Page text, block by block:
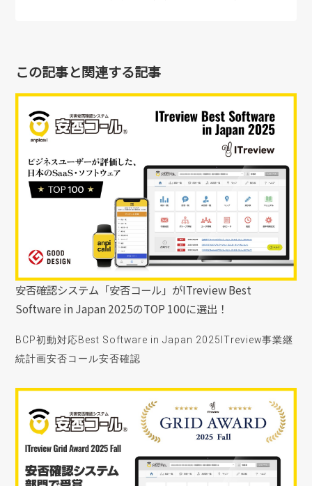
この記事と関連する記事
安否確認システム「安否コール」がITreview Best
Software in Japan 2025のTOP 100に選出！
BCP初動対応Best Software in Japan 2025ITreview事業継
続計画安否コール安否確認